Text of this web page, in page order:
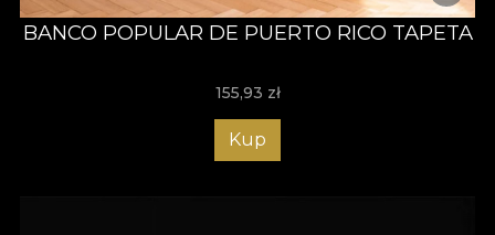
BANCO POPULAR DE PUERTO RICO TAPETA
155,93 zł
Kup